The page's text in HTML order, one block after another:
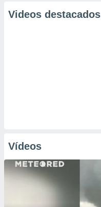
Videos destacados
Vídeos